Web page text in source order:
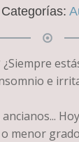
Categorías:
e
menor